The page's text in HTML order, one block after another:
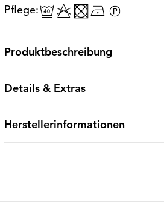
Pflege:
Produktbeschreibung
Details & Extras
Herstellerinformationen